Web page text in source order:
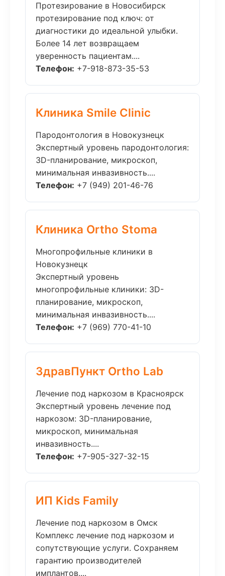
Протезирование в Новосибирск
протезирование под ключ: от
диагностики до идеальной улыбки.
Более 14 лет возвращаем
уверенность пациентам....
Телефон: +7-918-873-35-53
Клиника Smile Clinic
Пародонтология в Новокузнецк
Экспертный уровень пародонтология:
3D-планирование, микроскоп,
минимальная инвазивность....
Телефон: +7 (949) 201-46-76
Клиника Ortho Stoma
Многопрофильные клиники в
Новокузнецк
Экспертный уровень
многопрофильные клиники: 3D-
планирование, микроскоп,
минимальная инвазивность....
Телефон: +7 (969) 770-41-10
ЗдравПункт Ortho Lab
Лечение под наркозом в Красноярск
Экспертный уровень лечение под
наркозом: 3D-планирование,
микроскоп, минимальная
инвазивность....
Телефон: +7-905-327-32-15
ИП Kids Family
Лечение под наркозом в Омск
Комплекс лечение под наркозом и
сопутствующие услуги. Сохраняем
гарантию производителей
имплантов....